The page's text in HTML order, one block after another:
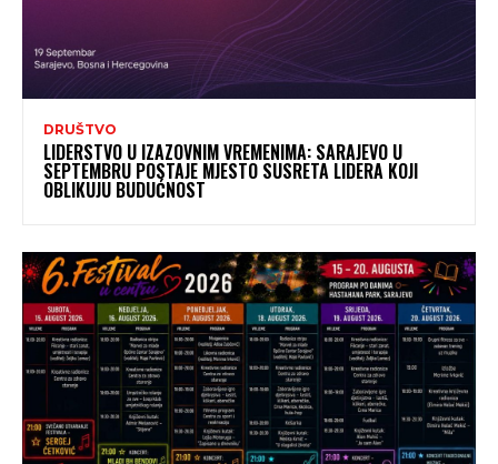
DRUŠTVO
LIDERSTVO U IZAZOVNIM VREMENIMA: SARAJEVO U
SEPTEMBRU POSTAJE MJESTO SUSRETA LIDERA KOJI
OBLIKUJU BUDUĆNOST